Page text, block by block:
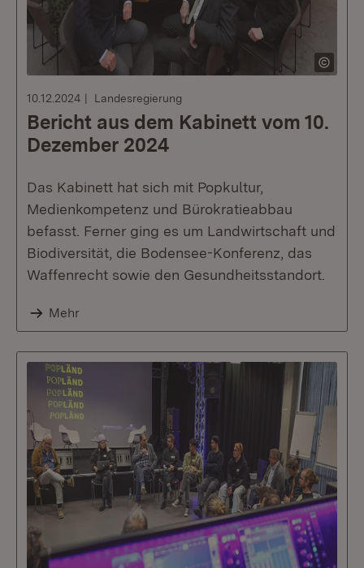
10.12.2024 Landesregierung
Bericht aus dem Kabinett vom 10.
Dezember 2024
Das Kabinett hat sich mit Popkultur,
Medienkompetenz und Bürokratieabbau
befasst. Ferner ging es um Landwirtschaft und
Biodiversität, die Bodensee-Konferenz, das
Waffenrecht sowie den Gesundheitsstandort.
Mehr